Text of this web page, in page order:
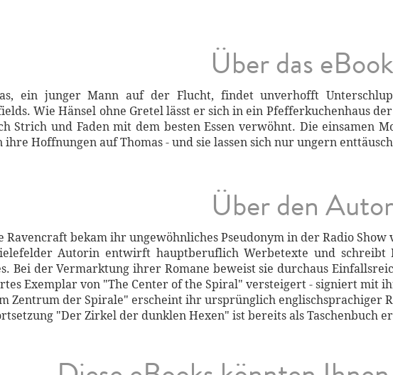
Über das eBook
ein junger Mann auf der Flucht, findet unverhofft
Wie Hänsel ohne Gretel lässt er sich in ein Pfefferkuchenhaus
Strich und Faden mit dem besten Essen verwöhnt. Die einsamen
ihre Hoffnungen auf Thomas - und sie lassen sich nur ungern
Über den Autor
Ravencraft bekam ihr ungewöhnliches Pseudonym in der Radio Show
Autorin entwirft hauptberuflich Werbetexte und schreibt
Bei der Vermarktung ihrer Romane beweist sie durchaus
Exemplar von "The Center of the Spiral" versteigert - signiert mit
Zentrum der Spirale" erscheint ihr ursprünglich englischsprachiger
"Der Zirkel der dunklen Hexen" ist bereits als Taschenbuch